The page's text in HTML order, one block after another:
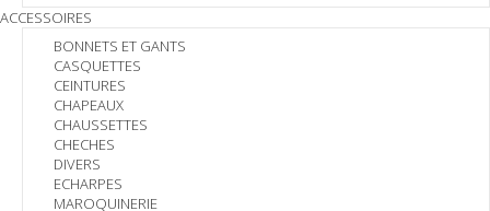
ACCESSOIRES
BONNETS ET GANTS
CASQUETTES
CEINTURES
CHAPEAUX
CHAUSSETTES
CHECHES
DIVERS
ECHARPES
MAROQUINERIE